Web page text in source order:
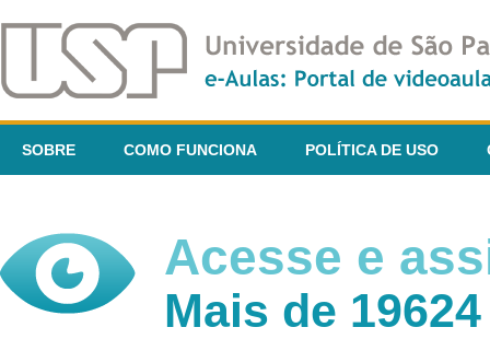
SOBRE COMO FUNCIONA POLÍTICA DE USO
Acesse e
Mais de